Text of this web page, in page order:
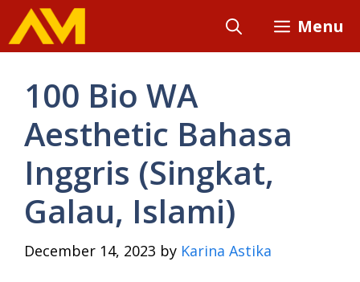
Skip
to
Menu
100 Bio WA
Aesthetic Bahasa
Inggris (Singkat,
Galau, Islami)
December 14, 2023 by Karina Astika